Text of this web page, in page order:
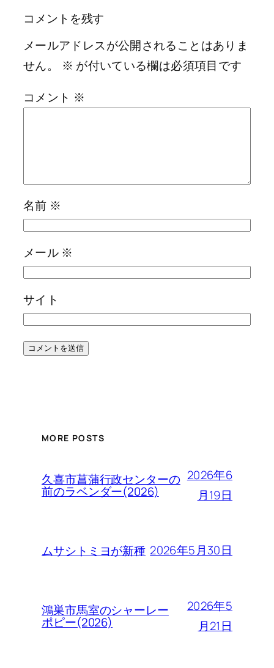
コメントを残す
メールアドレスが公開されることはありま
せん。
※ が付いている欄は必須項目です
コメント ※
名前 ※
メール ※
サイト
MORE POSTS
久喜市菖蒲行政センターの
前のラベンダー(2026)
2026年6
月19日
ムサシトミヨが新種 2026年5月30日
鴻巣市馬室のシャーレー
ポピー(2026)
2026年5
月21日